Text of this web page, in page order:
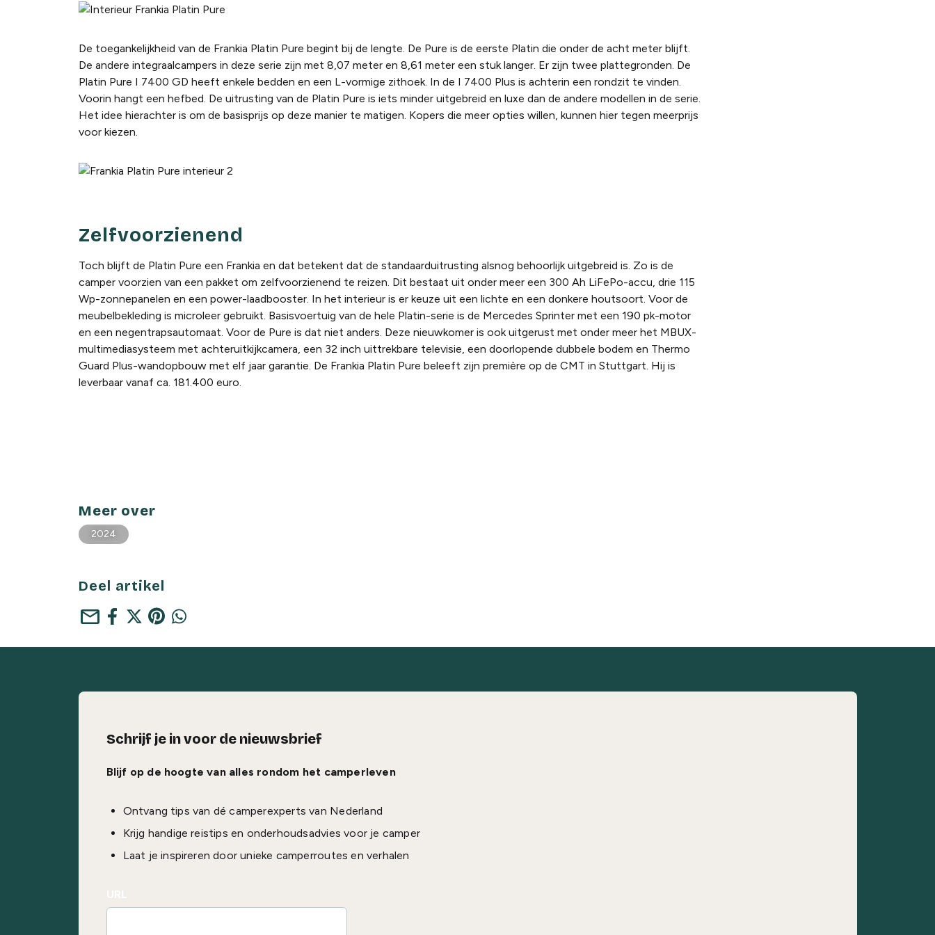
De toegankelijkheid van de Frankia Platin Pure begint bij de lengte. De Pure is de eerste Platin die onder de acht meter blijft.
De andere integraalcampers in deze serie zijn met 8,07 meter en 8,61 meter een stuk langer. Er zijn twee plattegronden. De
Platin Pure I 7400 GD heeft enkele bedden en een L-vormige zithoek. In de I 7400 Plus is achterin een rondzit te vinden.
Voorin hangt een hefbed. De uitrusting van de Platin Pure is iets minder uitgebreid en luxe dan de andere modellen in de serie.
Het idee hierachter is om de basisprijs op deze manier te matigen. Kopers die meer opties willen, kunnen hier tegen meerprijs
voor kiezen.
Zelfvoorzienend
Toch blijft de Platin Pure een Frankia en dat betekent dat de standaarduitrusting alsnog behoorlijk uitgebreid is. Zo is de
camper voorzien van een pakket om zelfvoorzienend te reizen. Dit bestaat uit onder meer een 300 Ah LiFePo-accu, drie 115
Wp-zonnepanelen en een power-laadbooster. In het interieur is er keuze uit een lichte en een donkere houtsoort. Voor de
meubelbekleding is microleer gebruikt. Basisvoertuig van de hele Platin-serie is de Mercedes Sprinter met een 190 pk-motor
en een negentrapsautomaat. Voor de Pure is dat niet anders. Deze nieuwkomer is ook uitgerust met onder meer het MBUX-
multimediasysteem met achteruitkijkcamera, een 32 inch uittrekbare televisie, een doorlopende dubbele bodem en Thermo
Guard Plus-wandopbouw met elf jaar garantie. De Frankia Platin Pure beleeft zijn première op de CMT in Stuttgart. Hij is
leverbaar vanaf ca. 181.400 euro.
Meer over
2024
Deel artikel
mail
Schrijf je in voor de nieuwsbrief
Blijf op de hoogte van alles rondom het camperleven
Ontvang tips van dé camperexperts van Nederland
Krijg handige reistips en onderhoudsadvies voor je camper
Laat je inspireren door unieke camperroutes en verhalen